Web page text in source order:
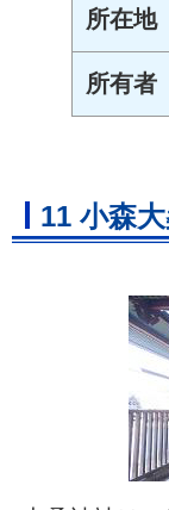
所在地
所有者
11 小森